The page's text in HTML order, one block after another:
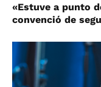
«Estuve a punto
convenció de